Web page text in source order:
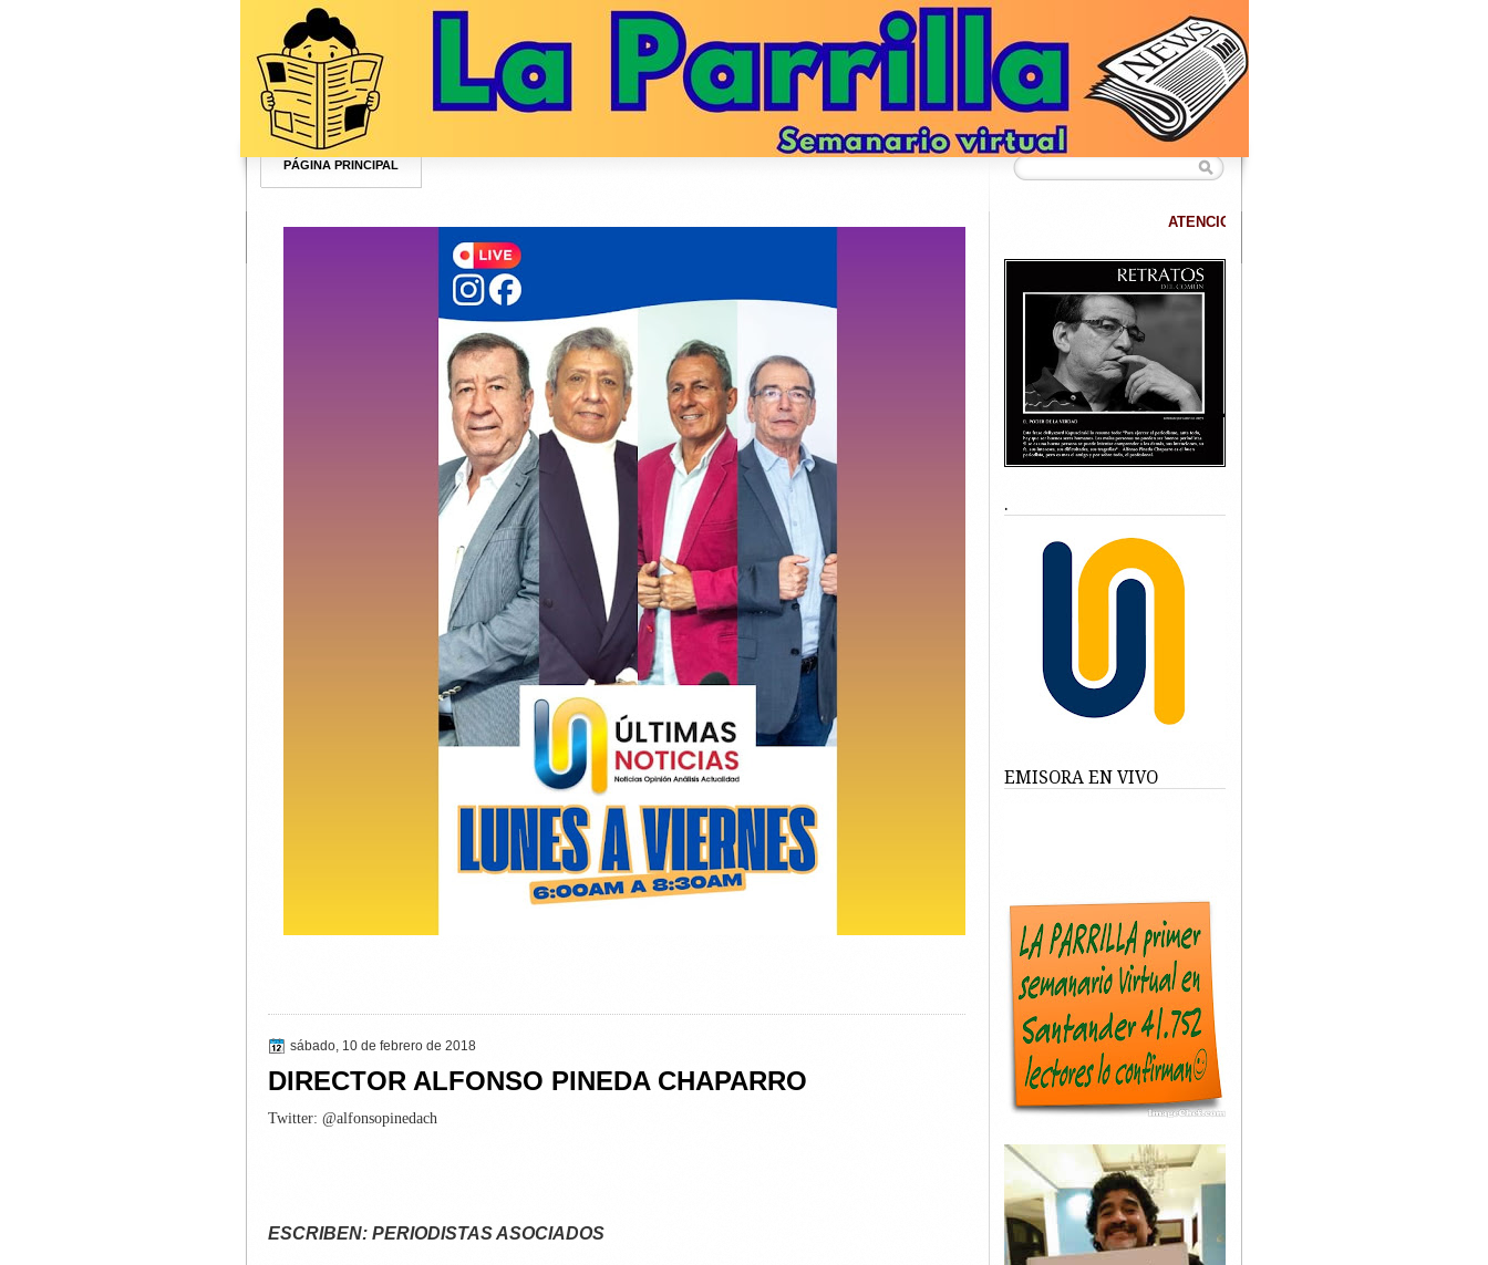
PÁGINA PRINCIPAL
sábado, 10 de febrero de 2018
DIRECTOR ALFONSO PINEDA CHAPARRO
Twitter: @alfonsopinedach
ESCRIBEN: PERIODISTAS ASOCIADOS
DATANET confirma que hemos superado los 40.000
.
EMISORA EN VIVO